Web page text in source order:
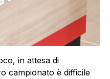
in attesa di
campionato è difficile